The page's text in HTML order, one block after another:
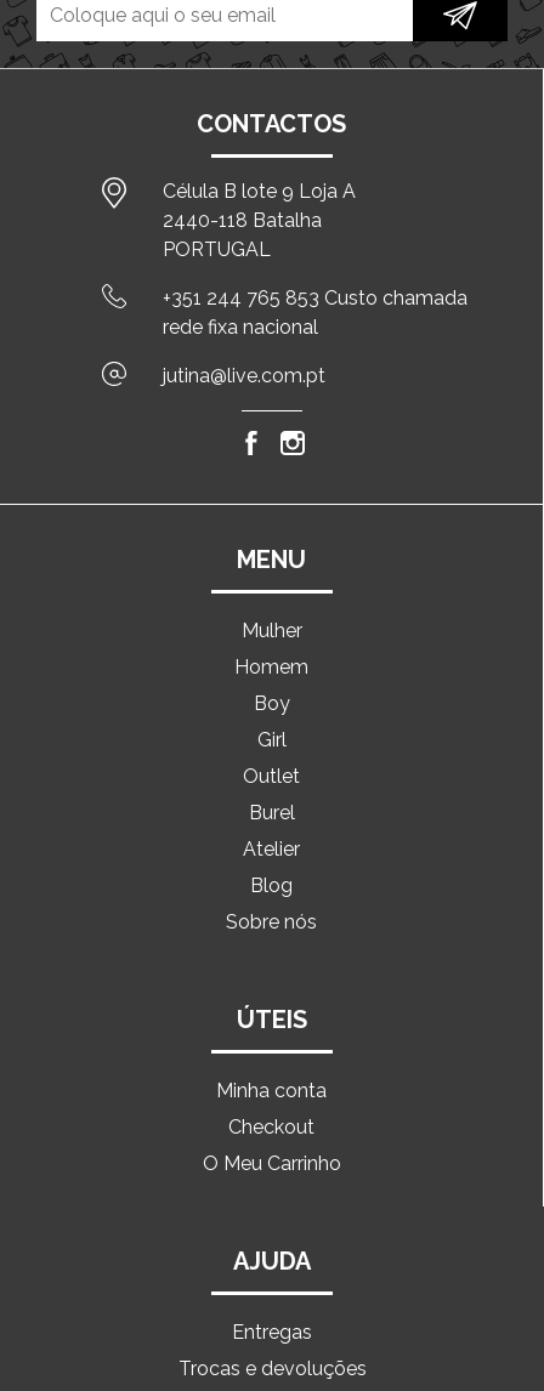
CONTACTOS
Célula B lote 9 Loja A
2440-118 Batalha
PORTUGAL
+351 244 765 853 Custo chamada
rede fixa nacional
jutina@live.com.pt
MENU
Mulher
Homem
Boy
Girl
Outlet
Burel
Atelier
Blog
Sobre nós
ÚTEIS
Minha conta
Checkout
O Meu Carrinho
AJUDA
Entregas
Trocas e devoluções